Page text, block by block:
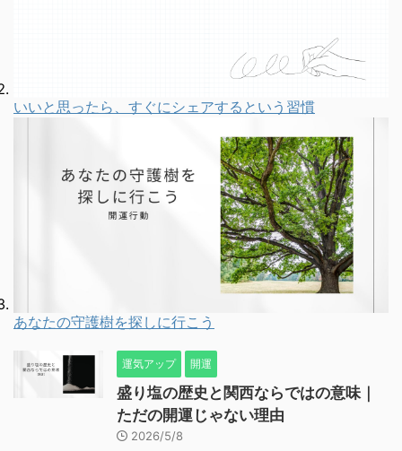
いいと思ったら、すぐにシェアするという習慣
あなたの守護樹を探しに行こう
運気アップ 開運
盛り塩の歴史と関西ならではの意味｜
ただの開運じゃない理由
2026/5/8